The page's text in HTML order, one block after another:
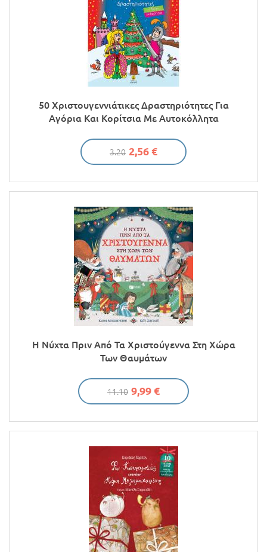
50 Χριστουγεννιάτικες Δραστηριότητες Για
Αγόρια Και Κορίτσια Με Αυτοκόλλητα
3.20 2,56 €
Η Νύχτα Πριν Από Τα Χριστούγεννα Στη Χώρα
Των Θαυμάτων
11.10 9,99 €